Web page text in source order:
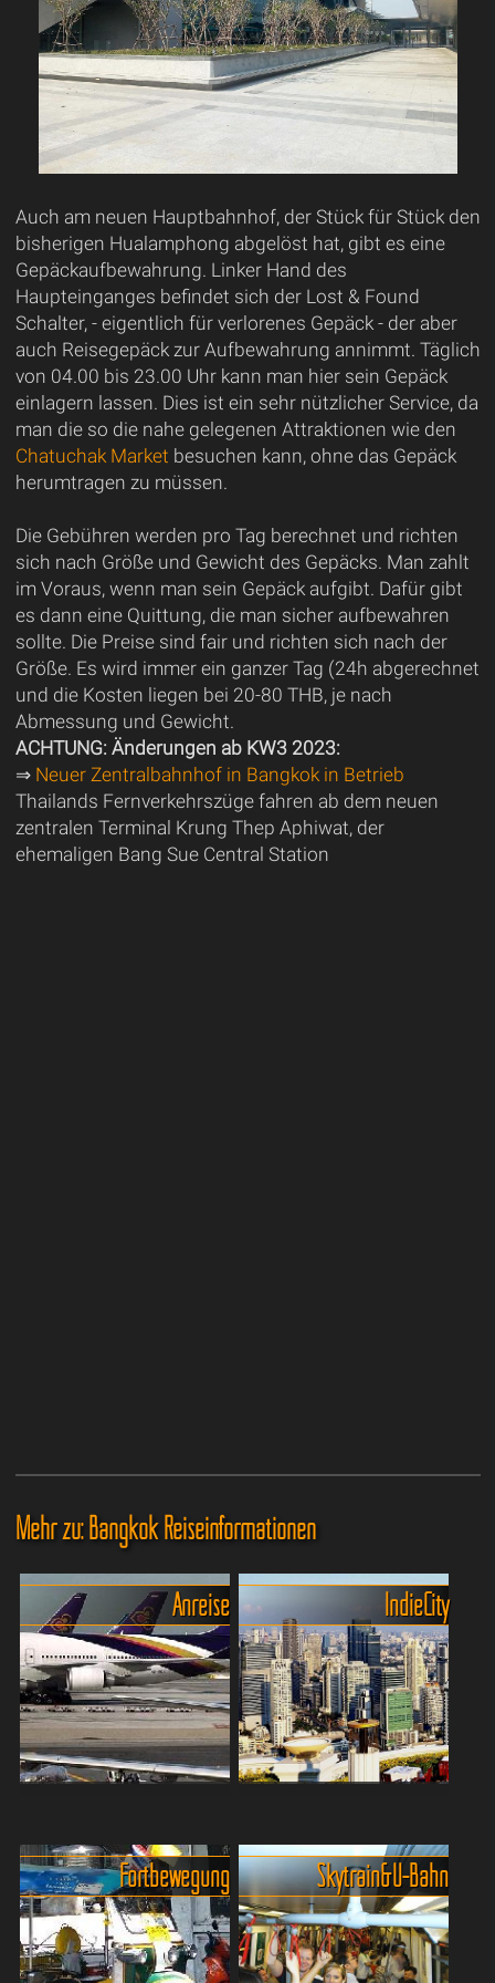
Auch am neuen Hauptbahnhof, der Stück für Stück den
bisherigen Hualamphong abgelöst hat, gibt es eine
Gepäckaufbewahrung. Linker Hand des
Haupteinganges befindet sich der Lost & Found
Schalter, - eigentlich für verlorenes Gepäck - der aber
auch Reisegepäck zur Aufbewahrung annimmt. Täglich
von 04.00 bis 23.00 Uhr kann man hier sein Gepäck
einlagern lassen. Dies ist ein sehr nützlicher Service, da
man die so die nahe gelegenen Attraktionen wie den
Chatuchak Market besuchen kann, ohne das Gepäck
herumtragen zu müssen.
Die Gebühren werden pro Tag berechnet und richten
sich nach Größe und Gewicht des Gepäcks. Man zahlt
im Voraus, wenn man sein Gepäck aufgibt. Dafür gibt
es dann eine Quittung, die man sicher aufbewahren
sollte. Die Preise sind fair und richten sich nach der
Größe. Es wird immer ein ganzer Tag (24h abgerechnet
und die Kosten liegen bei 20-80 THB, je nach
Abmessung und Gewicht.
ACHTUNG: Änderungen ab KW3 2023:
⇒ Neuer Zentralbahnhof in Bangkok in Betrieb
Thailands Fernverkehrszüge fahren ab dem neuen
zentralen Terminal Krung Thep Aphiwat, der
ehemaligen Bang Sue Central Station
Mehr zu: Bangkok Reiseinformationen
Der Flughafen ist gross –
sehr gross - manchmal
etwas verwirrend... und
nach der Landung sollte
man es etwas ruhig
Anreise
Flughafen Suvarnabhumi
ankommt, steht oft vor der
Frage: Wie gelange ich am
besten zu meinem Hotel?
Glücklicherweise bietet
In die City
Fortbewegung Skytrain & U-Bahn